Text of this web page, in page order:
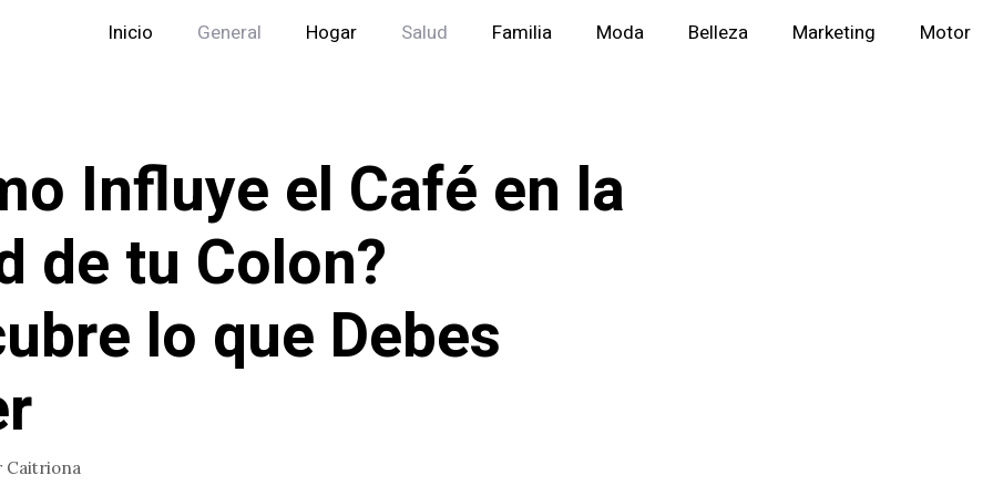
Inicio General Hogar Salud Familia Moda Belleza Marketing Motor
Influye el Café en la
de tu Colon?
lo que Debes
Caitriona